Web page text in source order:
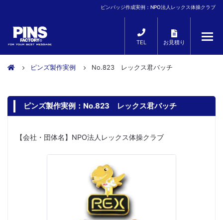
ピンバッジ作成実例：NPO法人レックス体操クラブ
TEL お見積り
ピンズ製作実例 No.823 レックス君バッチ
ピンズ製作実例：No.823 レックス君バッチ
【会社・団体名】NPO法人レックス体操クラブ